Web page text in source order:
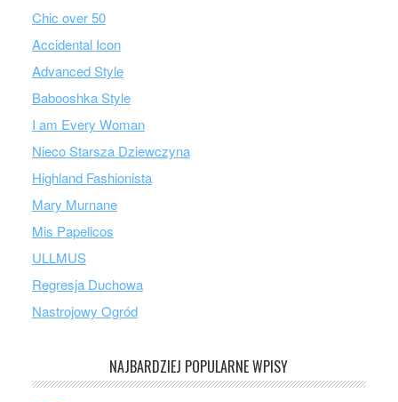
Chic over 50
Accidental Icon
Advanced Style
Babooshka Style
I am Every Woman
Nieco Starsza Dziewczyna
Highland Fashionista
Mary Murnane
Mis Papelicos
ULLMUS
Regresja Duchowa
Nastrojowy Ogród
NAJBARDZIEJ POPULARNE WPISY